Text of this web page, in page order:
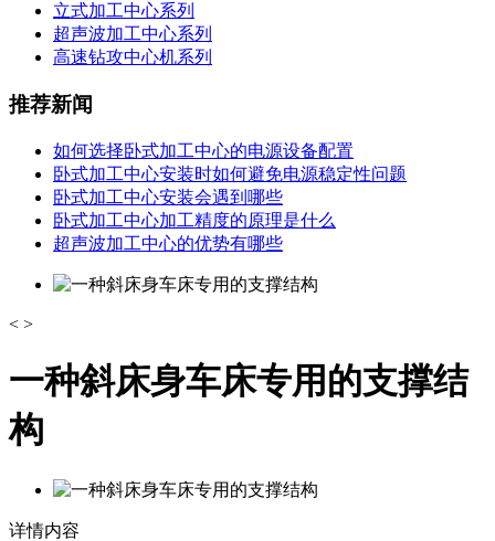
立式加工中心系列
超声波加工中心系列
高速钻攻中心机系列
推荐新闻
如何选择卧式加工中心的电源设备配置
卧式加工中心安装时如何避免电源稳定性问题
卧式加工中心安装会遇到哪些
卧式加工中心加工精度的原理是什么
超声波加工中心的优势有哪些
< >
一种斜床身车床专用的支撑结
构
详情内容